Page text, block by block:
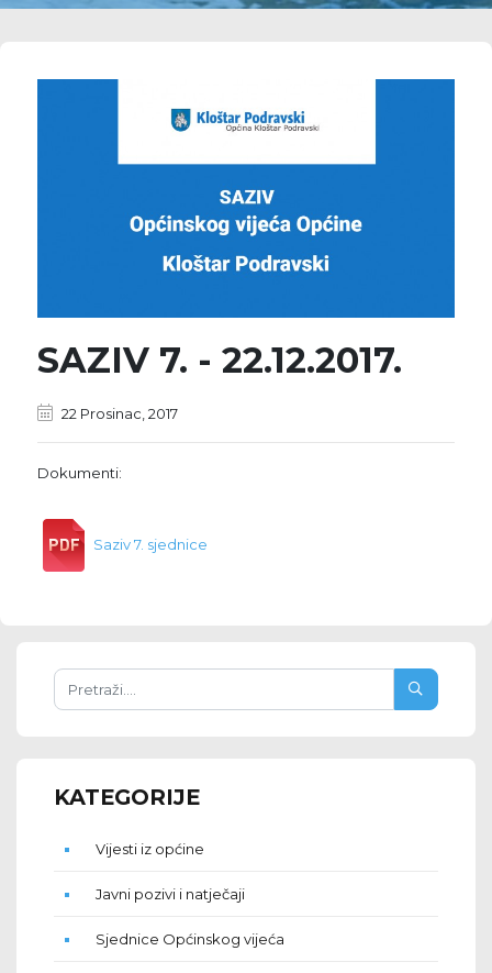
SAZIV 7. - 22.12.2017.
22 Prosinac, 2017
Dokumenti:
Saziv 7. sjednice
KATEGORIJE
Vijesti iz općine
Javni pozivi i natječaji
Sjednice Općinskog vijeća